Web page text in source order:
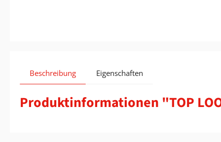
Beschreibung Eigenschaften
Produktinformationen "TOP